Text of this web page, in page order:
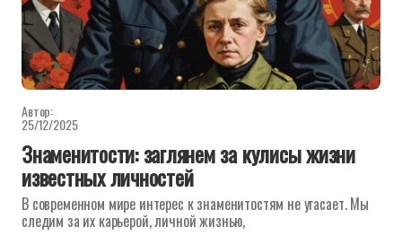
Автор:
25/12/2025
Знаменитости: заглянем за кулисы жизни
известных личностей
В современном мире интерес к знаменитостям не угасает. Мы
следим за их карьерой, личной жизнью,